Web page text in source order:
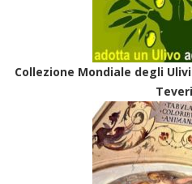
Collezione Mondiale degli